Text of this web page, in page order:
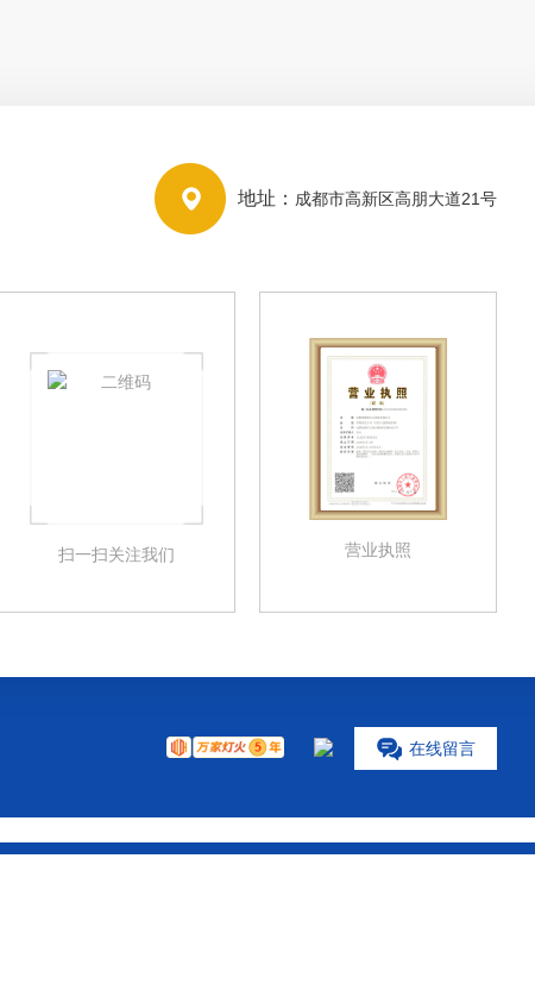
地址： 成都市高新区高朋大道21号
扫一扫关注我们 营业执照
在线留言